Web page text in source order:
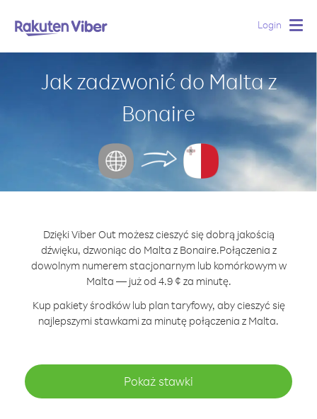
Login
Jak zadzwonić do Malta z
Bonaire
Dzięki Viber Out możesz cieszyć się dobrą jakością
dźwięku, dzwoniąc do Malta z Bonaire.Połączenia z
dowolnym numerem stacjonarnym lub komórkowym w
Malta — już od 4.9 ¢ za minutę.
Kup pakiety środków lub plan taryfowy, aby cieszyć się
najlepszymi stawkami za minutę połączenia z Malta.
Pokaż stawki